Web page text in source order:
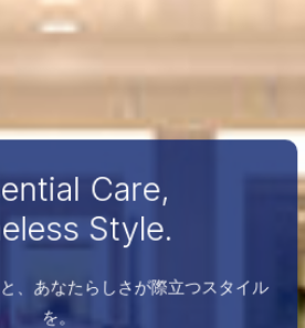
Care,
Style.
、あなたらしさが際立つスタイル
を。